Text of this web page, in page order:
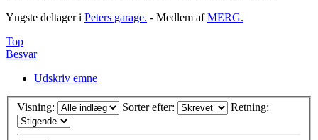
Yngste deltager i Peters garage. - Medlem afMERG.
Top
Besvar
Udskriv emne
Visning: Sorter efter: Retning: